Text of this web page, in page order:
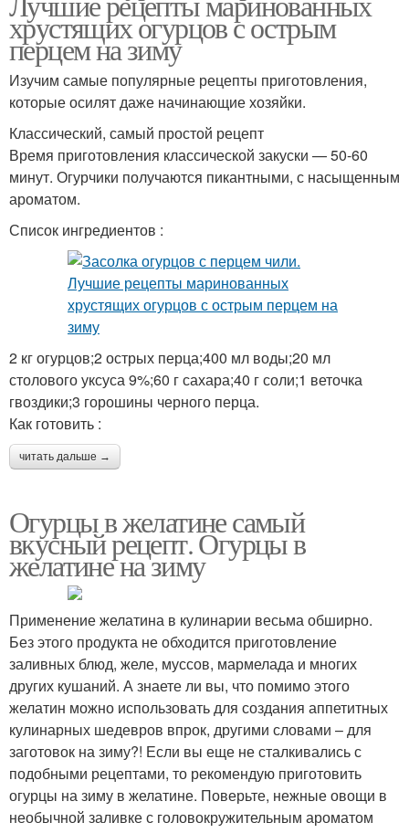
хрустящих огурцов с острым
перцем на зиму
Изучим самые популярные рецепты приготовления,
которые осилят даже начинающие хозяйки.
Классический, самый простой рецепт
Время приготовления классической закуски — 50-60
минут. Огурчики получаются пикантными, с насыщенным
ароматом.
Список ингредиентов :
2 кг огурцов;2 острых перца;400 мл воды;20 мл
столового уксуса 9%;60 г сахара;40 г соли;1 веточка
гвоздики;3 горошины черного перца.
Как готовить :
читать дальше →
Огурцы в желатине самый
вкусный рецепт. Огурцы в
желатине на зиму
Применение желатина в кулинарии весьма обширно.
Без этого продукта не обходится приготовление
заливных блюд, желе, муссов, мармелада и многих
других кушаний. А знаете ли вы, что помимо этого
желатин можно использовать для создания аппетитных
кулинарных шедевров впрок, другими словами – для
заготовок на зиму?! Если вы еще не сталкивались с
подобными рецептами, то рекомендую приготовить
огурцы на зиму в желатине. Поверьте, нежные овощи в
необычной заливке с головокружительным ароматом